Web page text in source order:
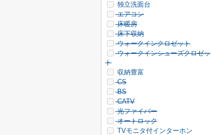
独立洗面台
エアコン
床暖房
床下収納
ウォークインクロゼット
ウォークインシューズクロゼッ
ト
収納豊富
CS
BS
CATV
光ファイバー
オートロック
TVモニタ付インターホン